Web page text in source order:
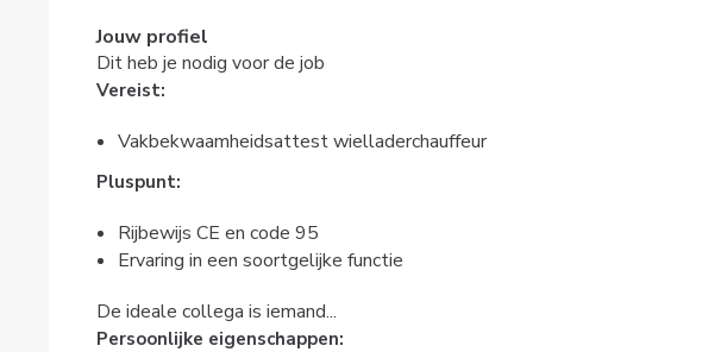
Jouw profiel
Dit heb je nodig voor de job
Vereist:
Vakbekwaamheidsattest wielladerchauffeur
Pluspunt:
Rijbewijs CE en code 95
Ervaring in een soortgelijke functie
De ideale collega is iemand...
Persoonlijke eigenschappen: